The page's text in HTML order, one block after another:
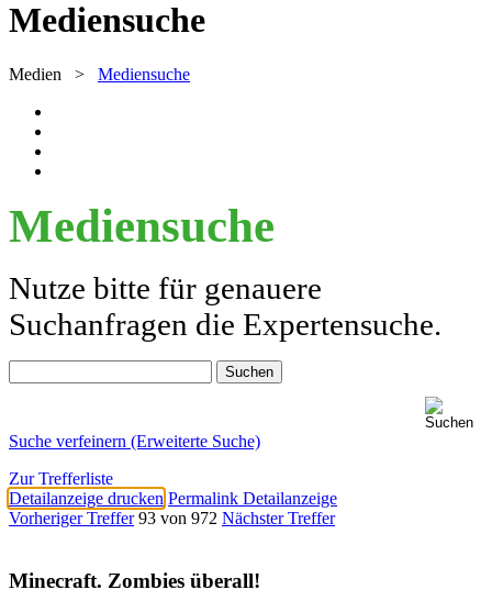
Mediensuche
Medien > Mediensuche
Mediensuche
Nutze bitte für genauere
Suchanfragen die Expertensuche.
Suche verfeinern (Erweiterte Suche)
Zur Trefferliste
Detailanzeige drucken Permalink Detailanzeige
Vorheriger Treffer 93 von 972 Nächster Treffer
Minecraft. Zombies überall!